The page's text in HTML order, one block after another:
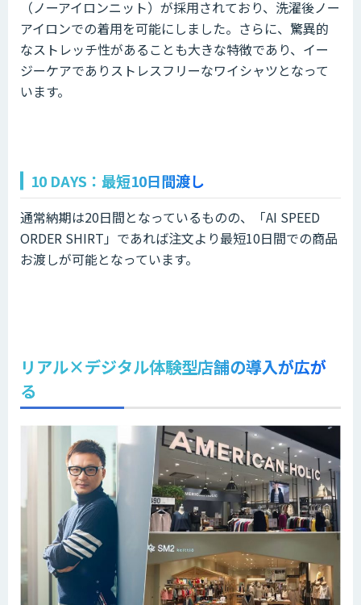
（ノーアイロンニット）が採用されており、洗濯後ノー
アイロンでの着用を可能にしました。さらに、驚異的
なストレッチ性があることも大きな特徴であり、イー
ジーケアでありストレスフリーなワイシャツとなって
います。
10 DAYS：最短10日間渡し
通常納期は20日間となっているものの、「AI SPEED
ORDER SHIRT」であれば注文より最短10日間での商品
お渡しが可能となっています。
リアル×デジタル体験型店舗の導入が広が
る